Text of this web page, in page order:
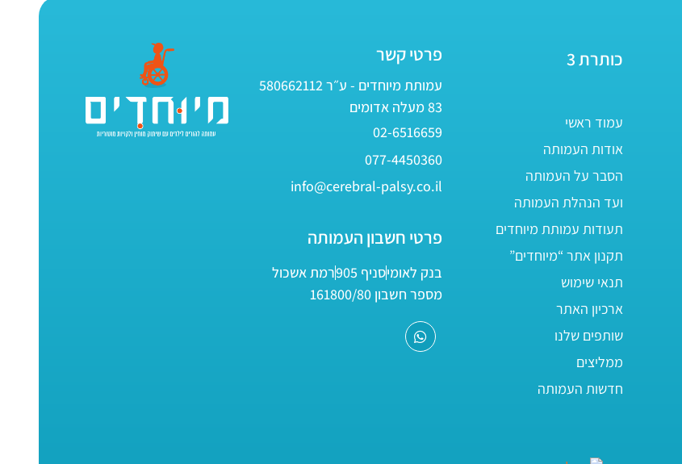
כותרת 3
עמוד ראשי
אודות העמותה
הסבר על העמותה
ועד הנהלת העמותה
תעודות עמותת מיוחדים
תקנון אתר “מיוחדים”
תנאי שימוש
ארכיון האתר
שותפים שלנו
ממליצים
חדשות העמותה
פרטי קשר
עמותת מיוחדים - ע״ר 580662112
83 מעלה אדומים
02-6516659
077-4450360
info@cerebral-palsy.co.il
פרטי חשבון העמותה
בנק לאומיסניף 905
רמת אשכול
מספר חשבון 161800/80